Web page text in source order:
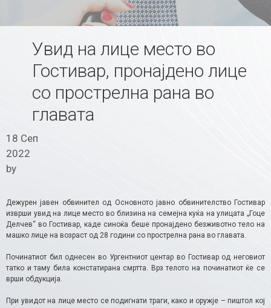
Увид на лице место во
Гостивар, пронајдено лице
со прострелна рана во
главата
18 Сеп
2022
by
Дежурен јавен обвинител од Основното јавно обвинителство Гостивар
изврши увид на лице место во близина на семејна куќа на улицата „Гоце
Делчев“ во Гостивар, каде синоќа беше пронајдено безживотно тело на
машко лице на возраст од 28 години со прострелна рана во главата.
Починатиот бил однесен во Ургентниот центар во Гостивар од неговиот
татко и таму била констатирана смртта. Врз телото на починатиот ќе се
врши обдукција.
При увидот на лице место се подигнати траги, како и оружје – пиштол кој